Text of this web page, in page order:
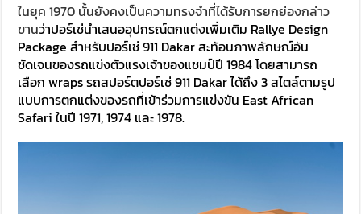
ในยุค 1970 นั้นยังคงเป็นความทรงจำที่ได้รับการยกย่องกล่าว
ขานว่าปอร์เช่นำเสนออุปกรณ์ตกแต่งเพิ่มเติม Rallye Design
Package สำหรับปอร์เช่ 911 Dakar สะท้อนภาพลักษณ์อัน
ชัดเจนของรถแข่งตัวแรงเจ้าของแชมป์ปี 1984 โดยสามารถ
เลือก wraps รถสปอร์ตปอร์เช่ 911 Dakar ได้ถึง 3 สไตล์ตามรูป
แบบการตกแต่งของรถที่เข้าร่วมการแข่งขัน East African
Safari ในปี 1971, 1974 และ 1978.